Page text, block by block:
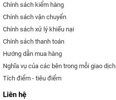
Chính sách kiểm hàng
Chính sách vận chuyển
Chính sách xử lý khiếu nại
Chính sách thanh toán
Hướng dẫn mua hàng
Nghĩa vụ của các bên trong mỗi giao dịch
Tích điểm - tiêu điểm
Liên hệ